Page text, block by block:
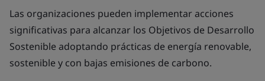
Las organizaciones pueden implementar acciones
significativas para alcanzar los Objetivos de Desarrollo
Sostenible adoptando prácticas de energía renovable,
sostenible y con bajas emisiones de carbono.